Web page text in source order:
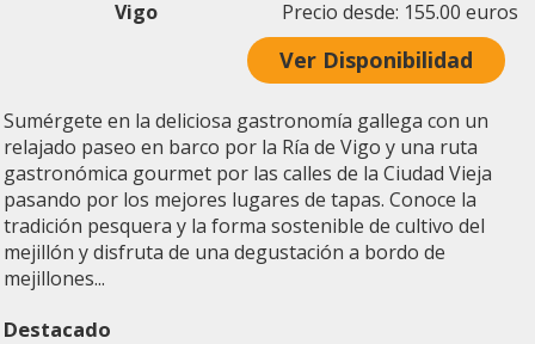
Vigo Precio desde: 155.00 euros
Ver Disponibilidad
Sumérgete en la deliciosa gastronomía gallega con un
relajado paseo en barco por la Ría de Vigo y una ruta
gastronómica gourmet por las calles de la Ciudad Vieja
pasando por los mejores lugares de tapas. Conoce la
tradición pesquera y la forma sostenible de cultivo del
mejillón y disfruta de una degustación a bordo de
mejillones...
Destacado